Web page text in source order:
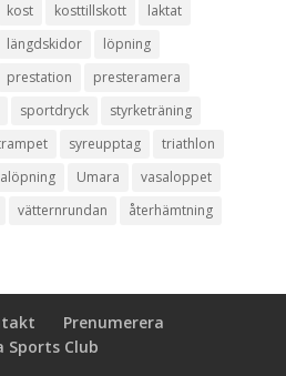
kost kosttillskott
laktat
längdskidor
löpning
prestation
presteramera
sportdryck
styrketräning
syreupptag
triathlon
Umara
vasaloppet
vätternrundan återhämtning
Prenumerera
Sports Club